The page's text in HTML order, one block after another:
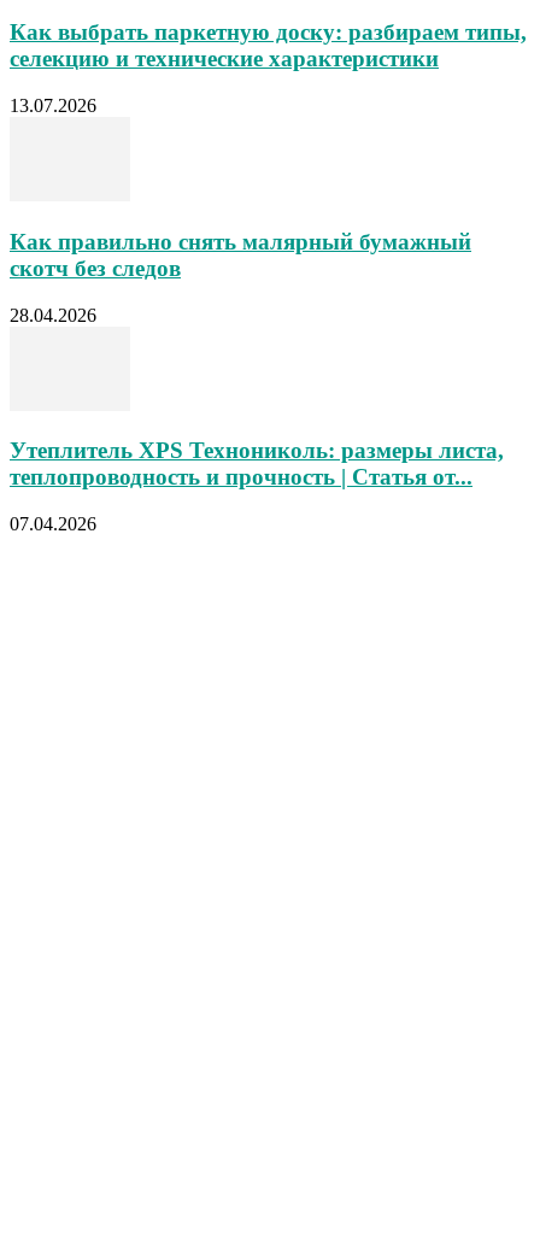
Как выбрать паркетную доску: разбираем типы,
селекцию и технические характеристики
13.07.2026
Как правильно снять малярный бумажный
скотч без следов
28.04.2026
Утеплитель XPS Технониколь: размеры листа,
теплопроводность и прочность | Статья от...
07.04.2026